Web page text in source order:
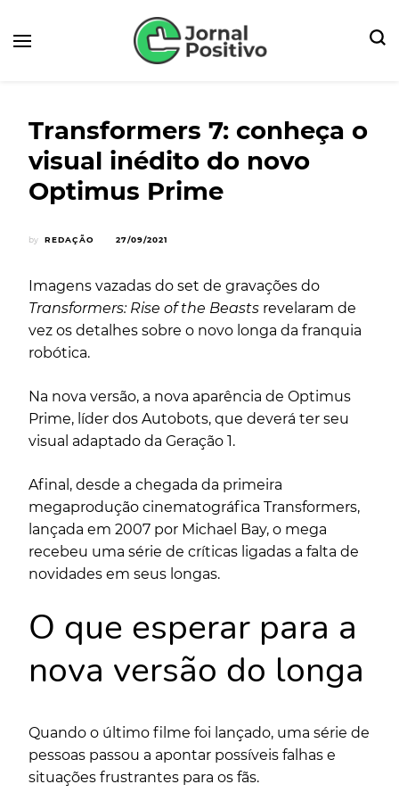
Transformers 7: conheça o
visual inédito do novo
Optimus Prime
by REDAÇÃO 27/09/2021
Imagens vazadas do set de gravações do
Transformers: Rise of the Beasts revelaram de
vez os detalhes sobre o novo longa da franquia
robótica.
Na nova versão, a nova aparência de Optimus
Prime, líder dos Autobots, que deverá ter seu
visual adaptado da Geração 1.
Afinal, desde a chegada da primeira
megaprodução cinematográfica Transformers,
lançada em 2007 por Michael Bay, o mega
recebeu uma série de críticas ligadas a falta de
novidades em seus longas.
O que esperar para a
nova versão do longa
Quando o último filme foi lançado, uma série de
pessoas passou a apontar possíveis falhas e
situações frustrantes para os fãs.